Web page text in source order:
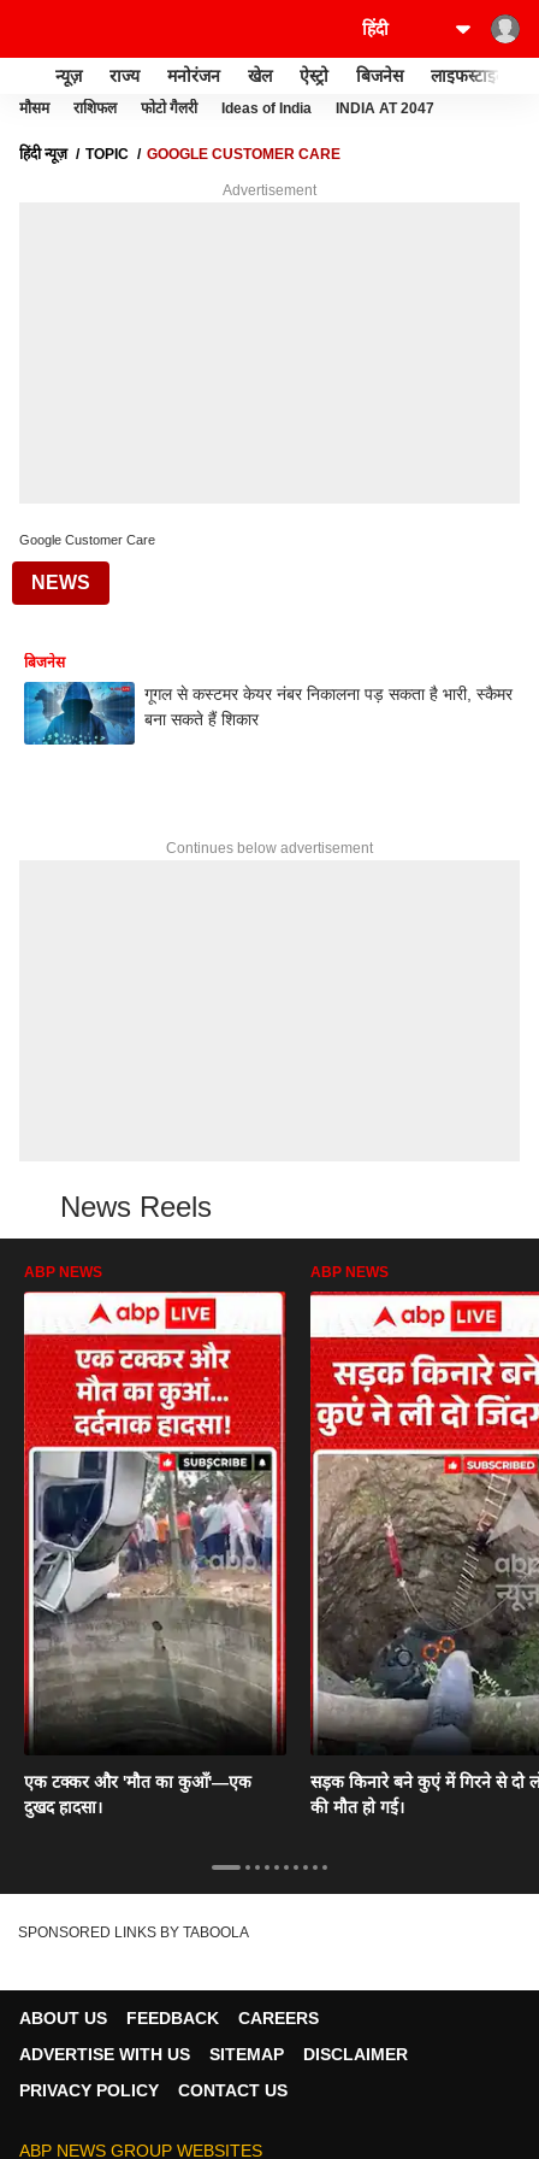
न्यूज़ राज्य मनोरंजन खेल ऐस्ट्रो बिजनेस लाइफस्टाइल
मौसम राशिफल फोटो गैलरी Ideas of India INDIA AT 2047
हिंदी न्यूज़ TOPIC GOOGLE CUSTOMER CARE
Advertisement
Google Customer Care
NEWS
बिजनेस
गूगल से कस्टमर केयर नंबर निकालना पड़ सकता है भारी, स्कैमर
बना सकते हैं शिकार
Continues below advertisement
News Reels
ABP NEWS
एक टक्कर और 'मौत का कुआँ'—एक
दुखद हादसा।
ABP NEWS
सड़क किनारे बने कुएं में गिरने से दो
की मौत हो गई।
SPONSORED LINKS BY TABOOLA
ABOUT US FEEDBACK
CAREERS
ADVERTISE WITH US
SITEMAP
DISCLAIMER
PRIVACY POLICY
CONTACT US
ABP NEWS GROUP WEBSITES